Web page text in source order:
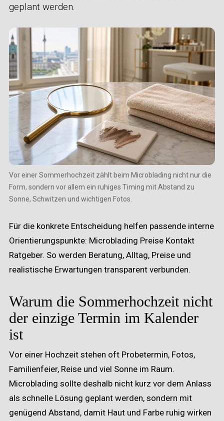
geplant werden.
Vor einer Sommerhochzeit zählt beim Microblading nicht nur die
Form, sondern vor allem ein ruhiges Timing mit Abstand zu
Sonne, Schwitzen und wichtigen Fotos.
Für die konkrete Entscheidung helfen passende interne
Orientierungspunkte: Microblading Preise Kontakt
Ratgeber. So werden Beratung, Alltag, Preise und
realistische Erwartungen transparent verbunden.
Warum die Sommerhochzeit nicht
der einzige Termin im Kalender
ist
Vor einer Hochzeit stehen oft Probetermin, Fotos,
Familienfeier, Reise und viel Sonne im Raum.
Microblading sollte deshalb nicht kurz vor dem Anlass
als schnelle Lösung geplant werden, sondern mit
genügend Abstand, damit Haut und Farbe ruhig wirken